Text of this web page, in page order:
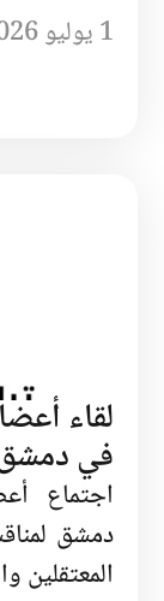
1 يوليو 2026
لقاء
في
اجتماع
دمشق
المعتقلين